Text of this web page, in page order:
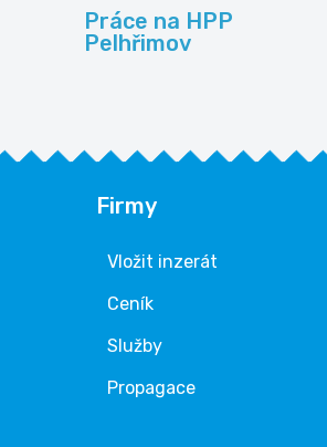
Práce na HPP
Pelhřimov
Firmy
Vložit inzerát
Ceník
Služby
Propagace